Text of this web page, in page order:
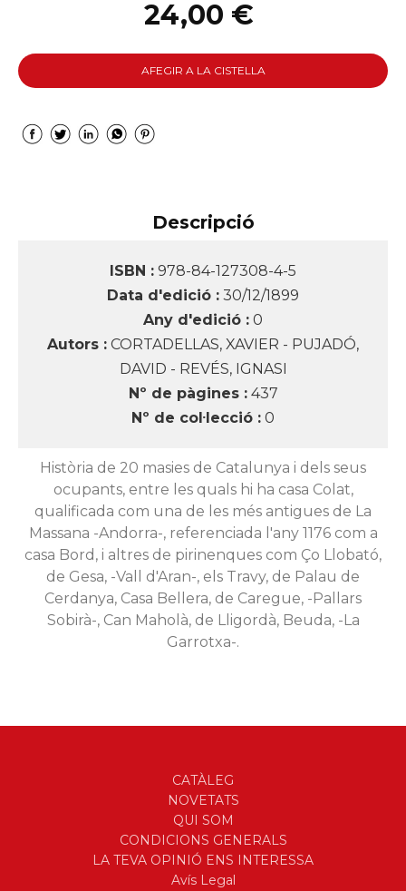
24,00 €
AFEGIR A LA CISTELLA
Descripció
ISBN : 978-84-127308-4-5
Data d'edició : 30/12/1899
Any d'edició : 0
Autors : CORTADELLAS, XAVIER - PUJADÓ,
DAVID - REVÉS, IGNASI
Nº de pàgines : 437
Nº de col·lecció : 0
Història de 20 masies de Catalunya i dels seus
ocupants, entre les quals hi ha casa Colat,
qualificada com una de les més antigues de La
Massana -Andorra-, referenciada l'any 1176 com a
casa Bord, i altres de pirinenques com Ço Llobató,
de Gesa, -Vall d'Aran-, els Travy, de Palau de
Cerdanya, Casa Bellera, de Caregue, -Pallars
Sobirà-, Can Maholà, de Lligordà, Beuda, -La
Garrotxa-.
CATÀLEG
NOVETATS
QUI SOM
CONDICIONS GENERALS
LA TEVA OPINIÓ ENS INTERESSA
Avís Legal